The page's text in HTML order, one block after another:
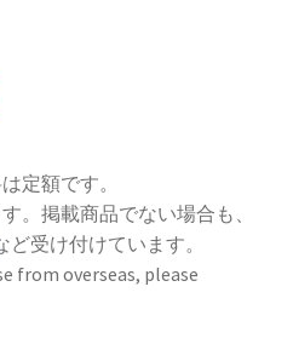
定額です。
。掲載商品でない場合も、
ど受け付けています。
from overseas, please